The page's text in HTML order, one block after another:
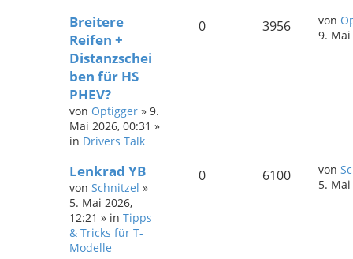
Breitere
Reifen +
Distanzschei
ben für HS
PHEV?
von Optigger » 9.
Mai 2026, 00:31 »
in Drivers Talk
0 3956 von
9. Mai
Lenkrad YB
von Schnitzel »
5. Mai 2026,
12:21 » in Tipps
& Tricks für T-
Modelle
0 6100 von
5. Mai